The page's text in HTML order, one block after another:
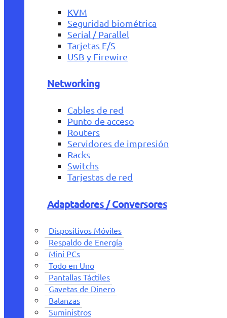
KVM
Seguridad biométrica
Serial / Parallel
Tarjetas E/S
USB y Firewire
Networking
Cables de red
Punto de acceso
Routers
Servidores de impresión
Racks
Switchs
Tarjestas de red
Adaptadores / Conversores
Dispositivos Móviles
Respaldo de Energía
Mini PCs
Todo en Uno
Pantallas Táctiles
Gavetas de Dinero
Balanzas
Suministros